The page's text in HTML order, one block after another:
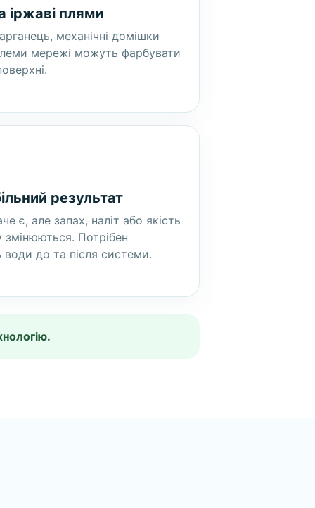
іржаві плями
механічні домішки
мережі можуть фарбувати
результат
є, але запах, наліт або якість
змінюються. Потрібен
води до та після системи.